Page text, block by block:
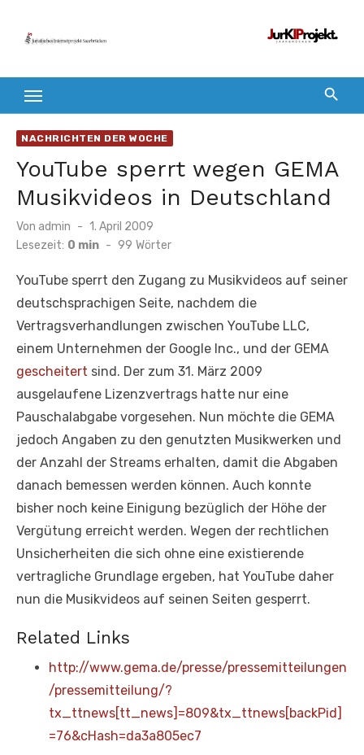
Inhalt
NACHRICHTEN DER WOCHE
YouTube sperrt wegen GEMA
Musikvideos in Deutschland
Von admin
Veröffentlicht
am
1. April 2009
Lesezeit: 0 min - 99 Wörter
YouTube sperrt den Zugang zu Musikvideos auf seiner
deutschsprachigen Seite, nachdem die
Vertragsverhandlungen zwischen YouTube LLC,
einem Unternehmen der Google Inc., und der GEMA
gescheitert sind. Der zum 31. März 2009
ausgelaufene Lizenzvertrags hatte nur eine
Pauschalabgabe vorgesehen. Nun möchte die GEMA
jedoch Angaben zu den genutzten Musikwerken und
der Anzahl der Streams erhalten, damit die Abgaben
danach bemessen werden können. Auch konnte
bisher noch keine Einigung bezüglich der Höhe der
Vergütung erreicht werden. Wegen der rechtlichen
Unsicherheiten die sich ohne eine existierende
vertragliche Grundlage ergeben, hat YouTube daher
nun die Musikvideos auf seinen Seiten gesperrt.
Related Links
http://www.gema.de/presse/pressemitteilungen
/pressemitteilung/?
tx_ttnews[tt_news]=809&tx_ttnews[backPid]
=76&cHash=da3a805ec7